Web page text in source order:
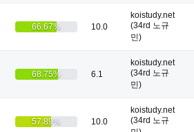
66.67% 10.0
koistudy.net
(34rd 노규
민)
68.75% 6.1
koistudy.net
(34rd 노규
민)
57.89% 10.0
koistudy.net
(34rd 노규